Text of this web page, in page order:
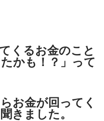
くるお金のこと
かも！？」って
お金が回ってく
きました。